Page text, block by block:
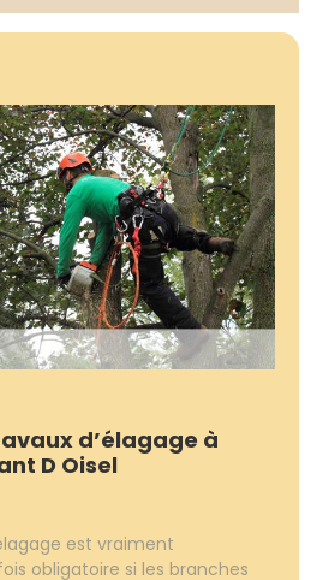
d’élagage à
D Oisel
est vraiment
obligatoire si les branches